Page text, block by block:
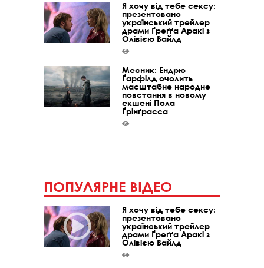
Я хочу від тебе сексу:
презентовано
український трейлер
драми Ґреґґа Аракі з
Олівією Вайлд
Месник: Ендрю
Ґарфілд очолить
масштабне народне
повстання в новому
екшені Пола
Ґрінґрасса
ПОПУЛЯРНЕ ВІДЕО
Я хочу від тебе сексу:
презентовано
український трейлер
драми Ґреґґа Аракі з
Олівією Вайлд